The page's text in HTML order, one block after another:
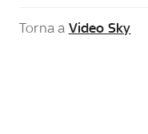
Torna a Video Sky